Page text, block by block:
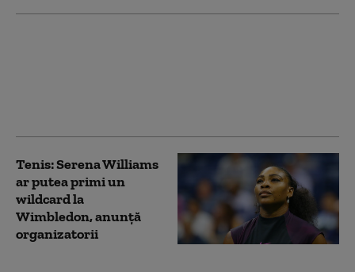
Tenis: Serena Williams
ar putea primi un
wildcard la
Wimbledon, anunţă
organizatorii